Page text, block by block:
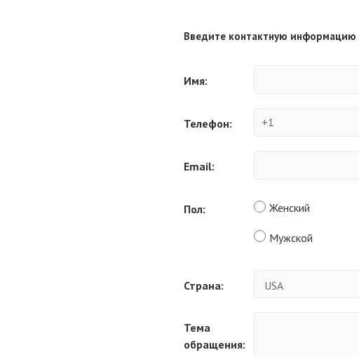
Введите контактную информацию
Имя:
Телефон:
Email:
Пол: Женский
Мужской
Страна:
Тема
обращения: